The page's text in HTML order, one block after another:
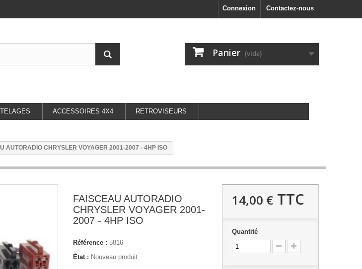
Contactez-nous
Connexion
Panier (vide)
ACCESSOIRES 4X4 RETROVISEURS
AUTORADIO CHRYSLER VOYAGER 2001-2007 - 4HP ISO
FAISCEAU AUTORADIO
CHRYSLER VOYAGER 2001-
2007 - 4HP ISO
Référence : 5816
État : Nouveau produit
14,00 €TTC
Quantité